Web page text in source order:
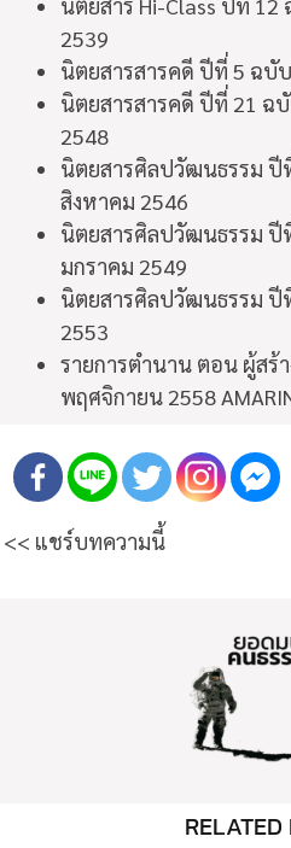
นิตยสาร Hi-Class ปีที่
2539
นิตยสารสารคดี ปีที่ 5 ฉบั
นิตยสารสารคดี ปีที่ 21 ฉ
2548
นิตยสารศิลปวัฒนธรรม ปี
สิงหาคม 2546
นิตยสารศิลปวัฒนธรรม ปี
มกราคม 2549
นิตยสารศิลปวัฒนธรรม ปี
2553
รายการตำนาน ตอน ผู้สร้
พฤศจิกายน 2558
<< แชร์บทความนี้
RELATED